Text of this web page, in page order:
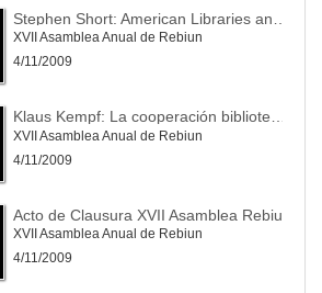
XVII Asamblea Anual de Rebiun
4/11/2009
XVII Asamblea Anual de Rebiun
4/11/2009
Acto de Clausura XVII Asamblea Rebiun
XVII Asamblea Anual de Rebiun
4/11/2009